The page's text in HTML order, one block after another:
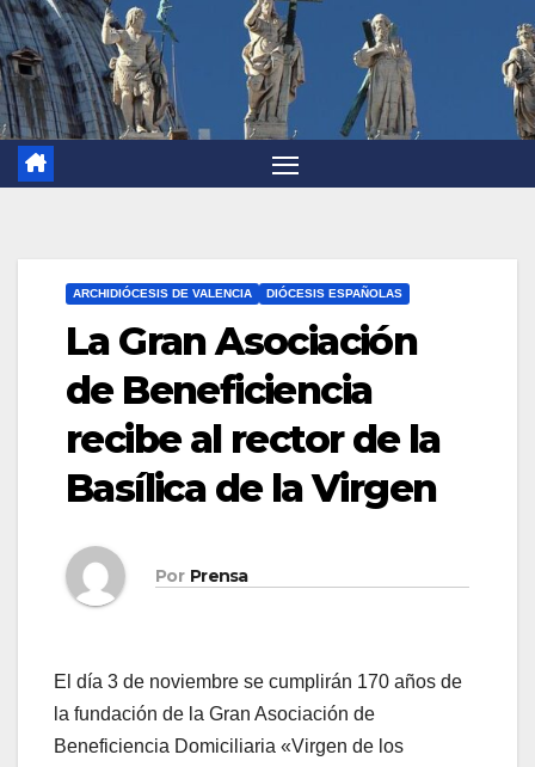
ARCHIDIÓCESIS DE VALENCIA DIÓCESIS ESPAÑOLAS
La Gran Asociación
de Beneficiencia
recibe al rector de la
Basílica de la Virgen
Por Prensa
El día 3 de noviembre se cumplirán 170 años de
la fundación de la Gran Asociación de
Beneficiencia Domiciliaria «Virgen de los